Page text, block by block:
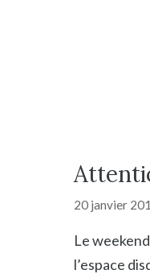
20 janvier
Le
l’espace